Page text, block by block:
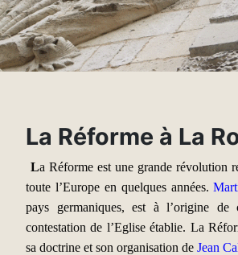
La Réforme à La
La Réforme est une grande révolution
toute l’Europe en quelques années.
pays germaniques, est à l’origine de
contestation de l’Eglise établie. La
sa doctrine et son organisation de Jean